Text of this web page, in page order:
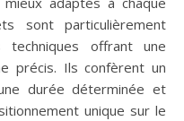
sont particulièrement
techniques offrant une
précis. Ils confèrent un
durée déterminée et
unique sur le